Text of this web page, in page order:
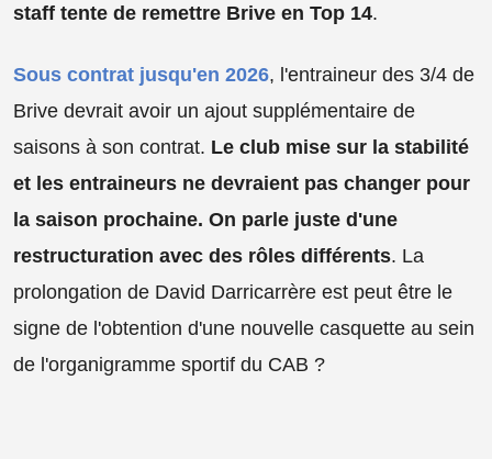
staff tente de remettre Brive en Top 14.
Sous contrat jusqu'en 2026, l'entraineur des 3/4 de
Brive devrait avoir un ajout supplémentaire de
saisons à son contrat. Le club mise sur la stabilité
et les entraineurs ne devraient pas changer pour
la saison prochaine. On parle juste d'une
restructuration avec des rôles différents. La
prolongation de David Darricarrère est peut être le
signe de l'obtention d'une nouvelle casquette au sein
de l'organigramme sportif du CAB ?